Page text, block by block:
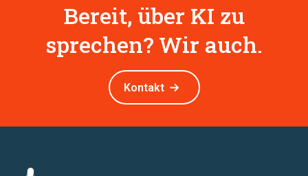
Bereit, über KI zu
sprechen? Wir auch.
Kontakt